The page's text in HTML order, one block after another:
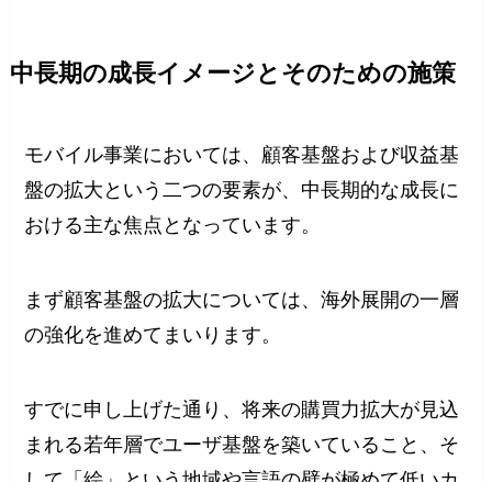
中長期の成長イメージとそのための施策
モバイル事業においては、顧客基盤および収益基
盤の拡大という二つの要素が、中長期的な成長に
おける主な焦点となっています。
まず顧客基盤の拡大については、海外展開の一層
の強化を進めてまいります。
すでに申し上げた通り、将来の購買力拡大が見込
まれる若年層でユーザ基盤を築いていること、そ